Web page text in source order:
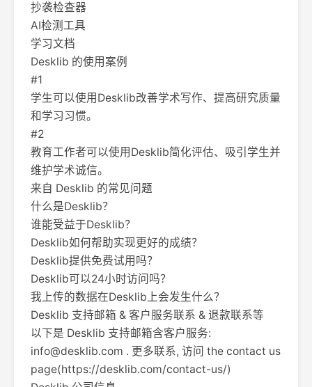
抄袭检查器
AI检测工具
学习文档
Desklib 的使用案例
#1
学生可以使用Desklib改善学术写作、提高研究质量
和学习习惯。
#2
教育工作者可以使用Desklib简化评估、吸引学生并
维护学术诚信。
来自 Desklib 的常见问题
什么是Desklib？
谁能受益于Desklib？
Desklib如何帮助实现更好的成绩？
Desklib提供免费试用吗？
Desklib可以24小时访问吗？
我上传的数据在Desklib上会发生什么？
Desklib 支持邮箱 & 客户服务联系 & 退款联系等
以下是 Desklib 支持邮箱含客户服务:
info@desklib.com . 更多联系, 访问 the contact us
page(https://desklib.com/contact-us/)